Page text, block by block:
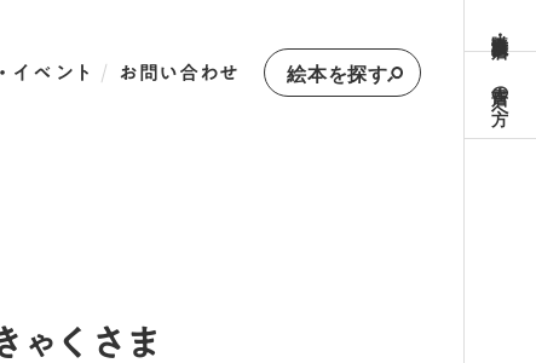
書店の方へ
イベント お問い合わせ 絵本を探す
ゃくさま